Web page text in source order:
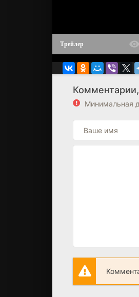
Трейлер
Минимальная